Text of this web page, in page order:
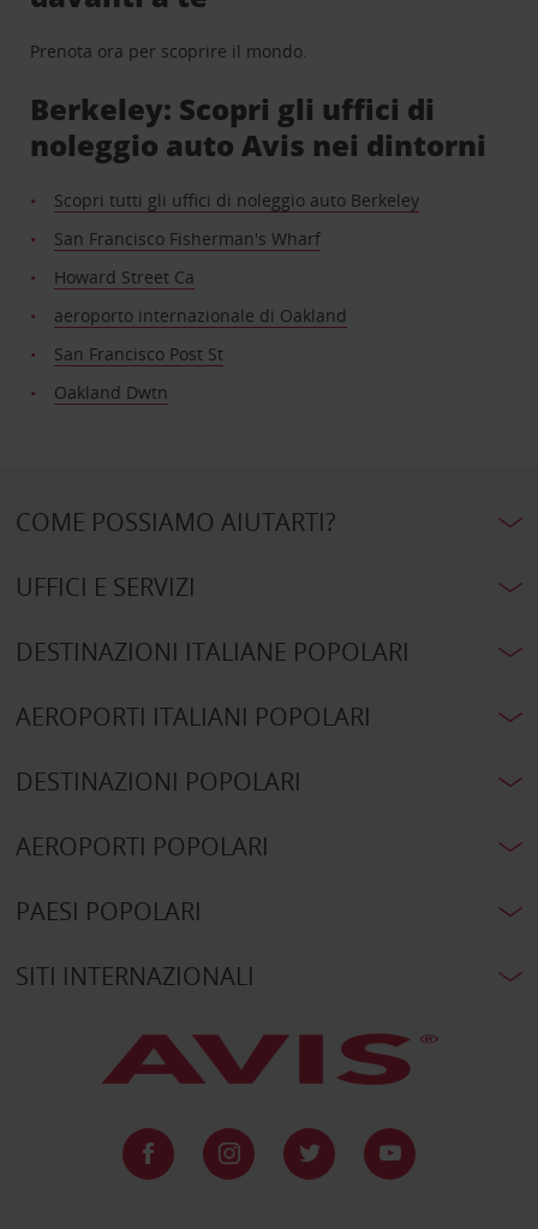
Prenota ora per scoprire il mondo.
Berkeley: Scopri gli uffici di
noleggio auto Avis nei dintorni
Scopri tutti gli uffici di noleggio auto Berkeley
San Francisco Fisherman's Wharf
Howard Street Ca
aeroporto internazionale di Oakland
San Francisco Post St
Oakland Dwtn
COME POSSIAMO AIUTARTI?
UFFICI E SERVIZI
DESTINAZIONI ITALIANE POPOLARI
AEROPORTI ITALIANI POPOLARI
DESTINAZIONI POPOLARI
AEROPORTI POPOLARI
PAESI POPOLARI
SITI INTERNAZIONALI